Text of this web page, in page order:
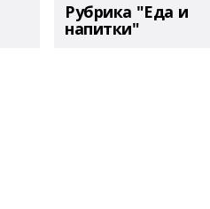
Рубрика "Еда и
напитки"